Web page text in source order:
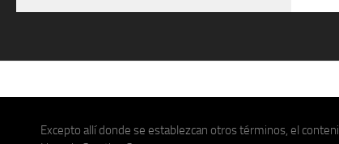
Excepto allí donde se establezcan otros términos, el